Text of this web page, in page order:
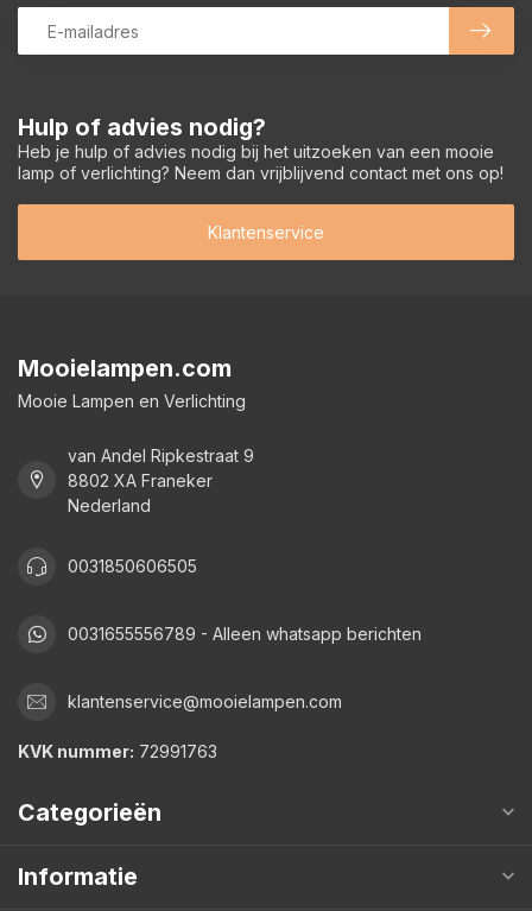
Hulp of advies nodig?
Heb je hulp of advies nodig bij het uitzoeken van een mooie
lamp of verlichting? Neem dan vrijblijvend contact met ons op!
Klantenservice
Mooielampen.com
Mooie Lampen en Verlichting
van Andel Ripkestraat 9
8802 XA Franeker
Nederland
0031850606505
0031655556789 - Alleen whatsapp berichten
klantenservice@mooielampen.com
KVK nummer: 72991763
Categorieën
Informatie